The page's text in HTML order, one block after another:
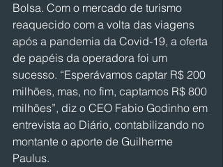
Bolsa. Com o mercado de turismo
reaquecido com a volta das viagens
após a pandemia da Covid-19, a oferta
de papéis da operadora foi um
sucesso. “Esperávamos captar R$ 200
milhões, mas, no fim, captamos R$ 800
milhões”, diz o CEO Fabio Godinho em
entrevista ao Diário, contabilizando no
montante o aporte de Guilherme
Paulus.